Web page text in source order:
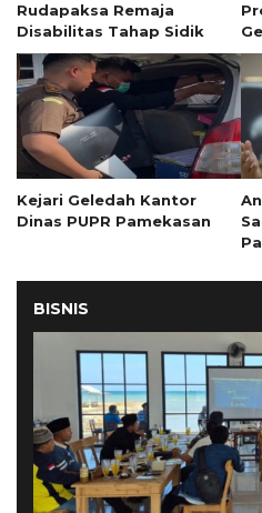
Rudapaksa Remaja
Disabilitas Tahap Sidik
Kejari Geledah Kantor
Dinas PUPR Pamekasan
BISNIS